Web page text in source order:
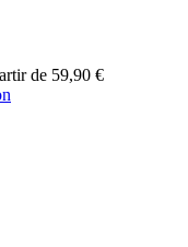
de 59,90 €